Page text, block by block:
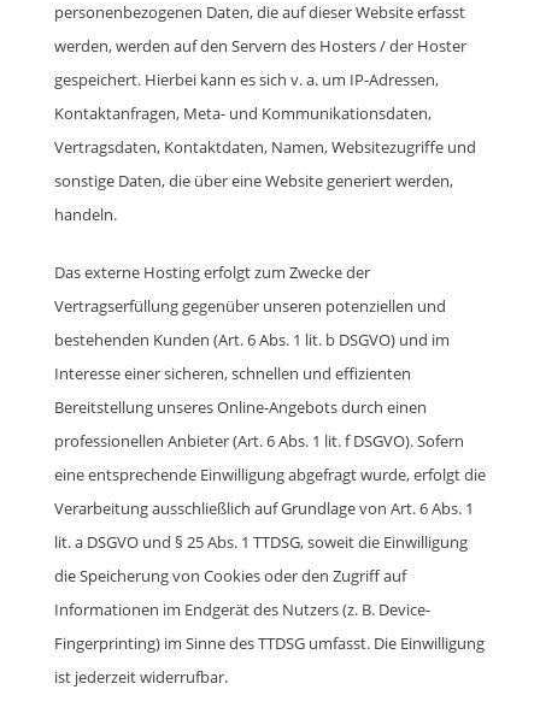
personenbezogenen Daten, die auf dieser Website erfasst
werden, werden auf den Servern des Hosters / der Hoster
gespeichert. Hierbei kann es sich v. a. um IP-Adressen,
Kontaktanfragen, Meta- und Kommunikationsdaten,
Vertragsdaten, Kontaktdaten, Namen, Websitezugriffe und
sonstige Daten, die über eine Website generiert werden,
handeln.
Das externe Hosting erfolgt zum Zwecke der
Vertragserfüllung gegenüber unseren potenziellen und
bestehenden Kunden (Art. 6 Abs. 1 lit. b DSGVO) und im
Interesse einer sicheren, schnellen und effizienten
Bereitstellung unseres Online-Angebots durch einen
professionellen Anbieter (Art. 6 Abs. 1 lit. f DSGVO). Sofern
eine entsprechende Einwilligung abgefragt wurde, erfolgt die
Verarbeitung ausschließlich auf Grundlage von Art. 6 Abs. 1
lit. a DSGVO und § 25 Abs. 1 TTDSG, soweit die Einwilligung
die Speicherung von Cookies oder den Zugriff auf
Informationen im Endgerät des Nutzers (z. B. Device-
Fingerprinting) im Sinne des TTDSG umfasst. Die Einwilligung
ist jederzeit widerrufbar.